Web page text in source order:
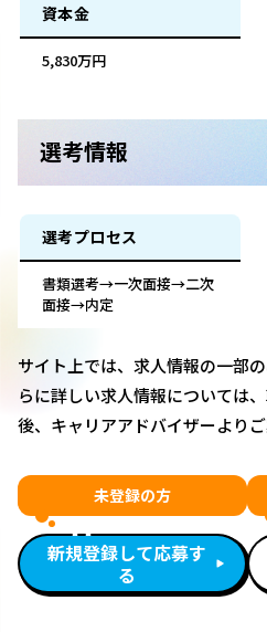
資本金
5,830万円
選考情報
選考プロセス
書類選考→一次面接→二次
面接→内定
サイト上では、求人情報の一部
らに詳しい求人情報については
後、キャリアアドバイザーよりご
未登録の方
新規登録して応募す
る